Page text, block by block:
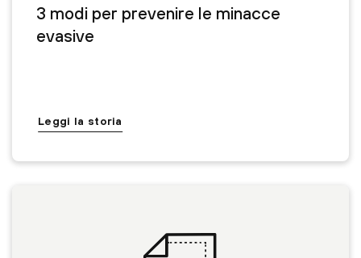
3 modi per prevenire le minacce
evasive
Leggi la storia